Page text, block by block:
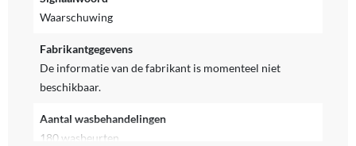
Waarschuwing
Fabrikantgegevens
De informatie van de fabrikant is momenteel niet
beschikbaar.
Aantal wasbehandelingen
180 wasbeurten